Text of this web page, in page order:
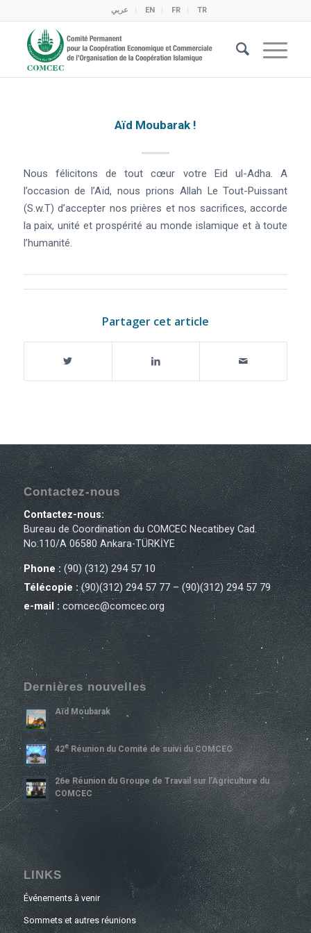
عربي EN FR TR
Aïd Moubarak !
Nous félicitons de tout cœur votre Eid ul-Adha. A
l’occasion de l’Aïd, nous prions Allah Le Tout-Puissant
(S.w.T) d’accepter nos prières et nos sacrifices, accorde
la paix, unité et prospérité au monde islamique et à toute
l’humanité.
Partager cet article
Contactez-nous
Contactez-nous:
Bureau de Coordination du COMCEC Necatibey Cad.
No:110/A 06580 Ankara-TÜRKİYE
Phone :(90) (312) 294 57 10
Télécopie :(90)(312) 294 57 77 – (90)(312) 294 57 79
e-mail : comcec@comcec.org
Dernières nouvelles
Aïd Moubarak
42ERéunion du Comité de suivi du COMCEC
26e Réunion du Groupe de Travail sur l’Agriculture du
COMCEC
LINKS
Événements à venir
Sommets et autres réunions